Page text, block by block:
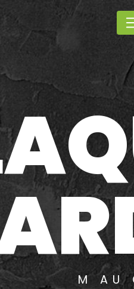
M AU
Panneau de gestion des